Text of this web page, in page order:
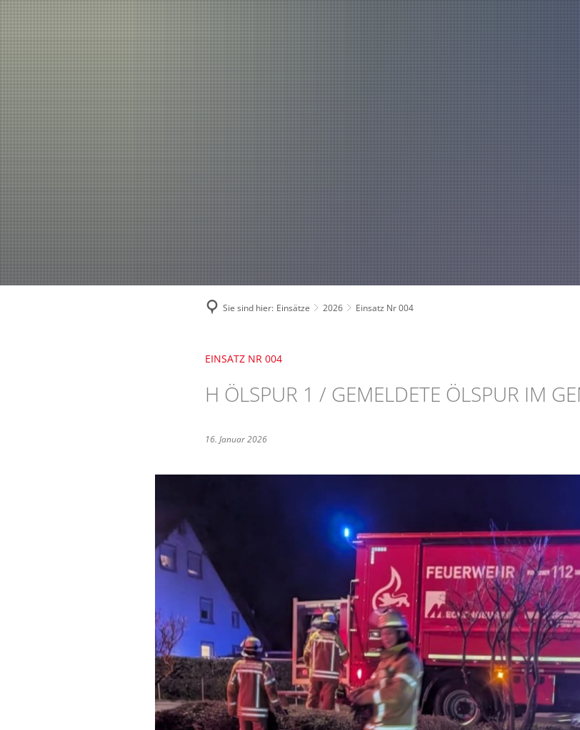
Einsätze
2026
2025
2024
2023
2022
2021
Aktuelles Über uns
Führung und Organisation
Fachgebiete und Funktionsträger
Mannschaft
Fahrzeuge und Technik
Sie sind hier: Einsätze 2026 Einsatz Nr 004
EINSATZ NR 004
H ÖLSPUR 1 / GEMELDETE ÖLSPUR IM
16. Januar 2026